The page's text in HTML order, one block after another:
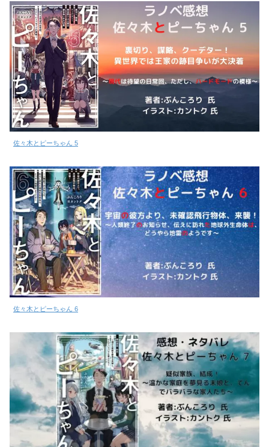
佐々木とピーちゃん 5
佐々木とピーちゃん 6